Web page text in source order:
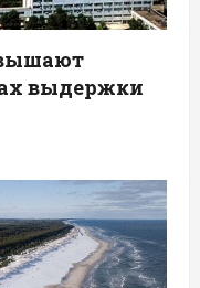
выдержки